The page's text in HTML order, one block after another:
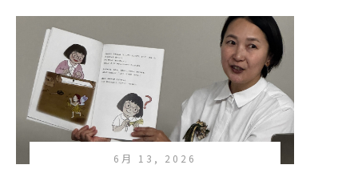
6月 13, 2026